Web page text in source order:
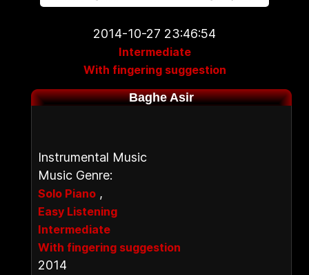
2014-10-27 23:46:54
Intermediate
With fingering suggestion
Baghe Asir
Instrumental Music
Music Genre:
Solo Piano ,
Easy Listening
Intermediate
With fingering suggestion
2014